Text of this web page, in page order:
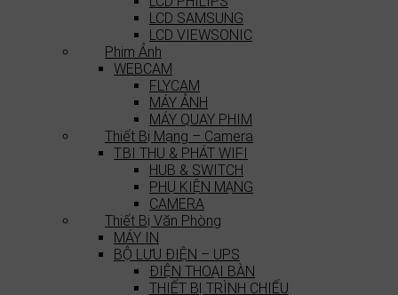
LCD SAMSUNG
LCD VIEWSONIC
Phim Ảnh
WEBCAM
FLYCAM
MÁY ẢNH
MÁY QUAY PHIM
Thiết Bị Mạng – Camera
T.BI THU & PHÁT WIFI
HUB & SWITCH
PHỤ KIỆN MẠNG
CAMERA
Thiết Bị Văn Phòng
MÁY IN
BỘ LƯU ĐIỆN – UPS
ĐIỆN THOẠI BÀN
THIẾT BỊ TRÌNH CHIẾU